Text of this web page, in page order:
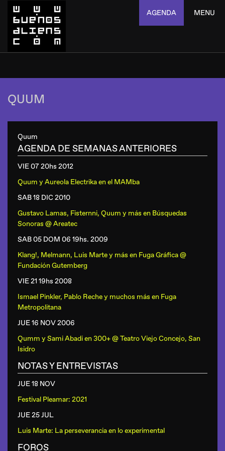
AGENDA MENU
QUUM
Quum
AGENDA DE SEMANAS ANTERIORES
VIE 07 20hs 2012
Quum y Aureola Electrikaenel MAMba
SAB 18 DIC 2010
Gustavo Lamas, Fisternni, Quum y más en Búsquedas
Sonoras @ Areatec
SAB 05 DOM 06 19hs. 2009
Klang!, Melmann, Luis Marte y más en Fuga Gráfica @
Fundación Gutemberg
VIE 21 19hs 2008
Ismael Pinkler, Pablo Reche y muchos más en Fuga
Metropolitana
JUE 16 NOV2006
Qumm y Sami Abadien300+ @ Teatro Viejo Concejo, San
Isidro
NOTAS Y ENTREVISTAS
JUE 18 NOV
Festival Pleamar: 2021
JUE 25 JUL
Luis Marte: La perseverancia en lo experimental
FOROS